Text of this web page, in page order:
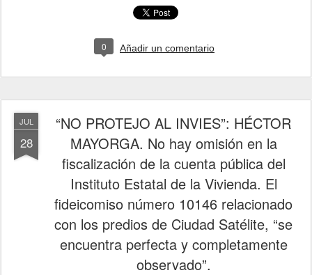
0 Añadir un comentario
JUL
28
“NO PROTEJO AL INVIES”: HÉCTOR
MAYORGA. No hay omisión en la
fiscalización de la cuenta pública del
Instituto Estatal de la Vivienda. El
fideicomiso número 10146 relacionado
con los predios de Ciudad Satélite, “se
encuentra perfecta y completamente
observado”.